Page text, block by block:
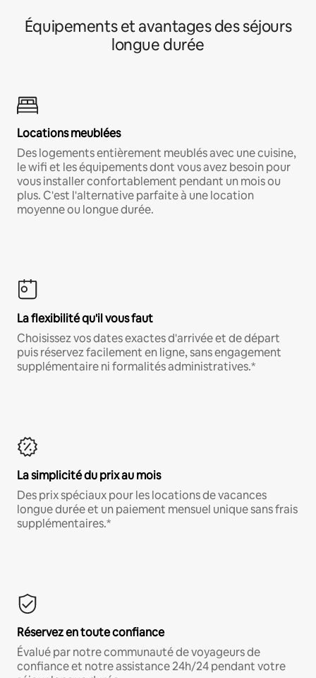
Équipements et avantages des séjours
longue durée
Locations meublées
Des logements entièrement meublés avec une cuisine,
le wifi et les équipements dont vous avez besoin pour
vous installer confortablement pendant un mois ou
plus. C'est l'alternative parfaite à une location
moyenne ou longue durée.
La flexibilité qu'il vous faut
Choisissez vos dates exactes d'arrivée et de départ
puis réservez facilement en ligne, sans engagement
supplémentaire ni formalités administratives.*
La simplicité du prix au mois
Des prix spéciaux pour les locations de vacances
longue durée et un paiement mensuel unique sans frais
supplémentaires.*
Réservez en toute confiance
Évalué par notre communauté de voyageurs de
confiance et notre assistance 24h/24 pendant votre